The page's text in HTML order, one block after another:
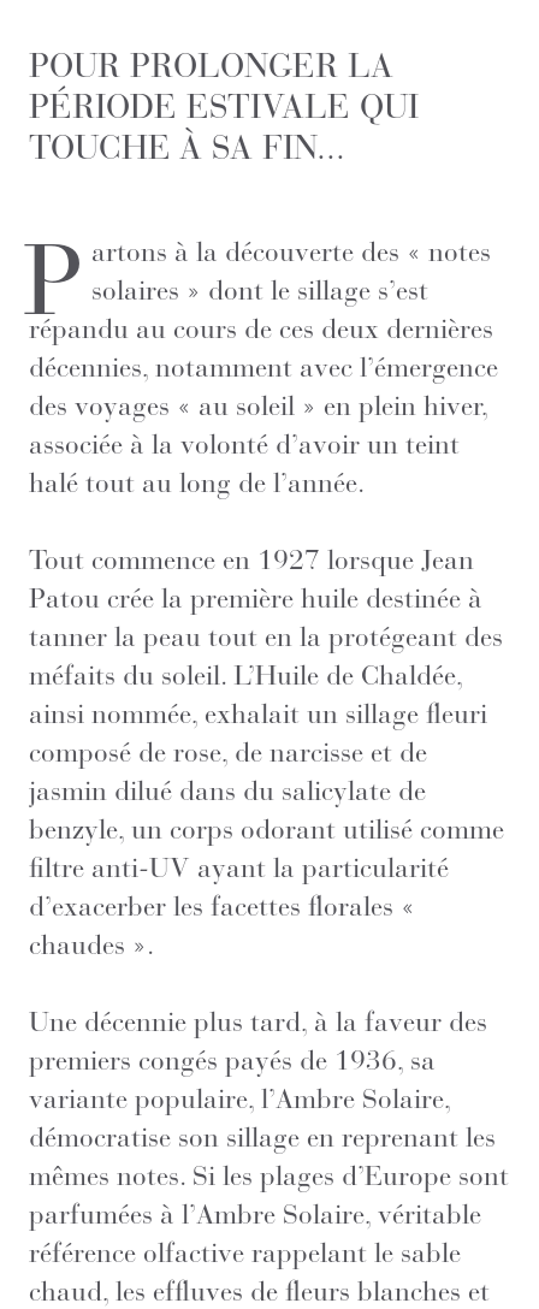
POUR PROLONGER LA
PÉRIODE ESTIVALE QUI
TOUCHE À SA FIN...
P artons à la découverte des « notes
solaires » dont le sillage s’est
répandu au cours de ces deux dernières
décennies, notamment avec l’émergence
des voyages « au soleil » en plein hiver,
associée à la volonté d’avoir un teint
halé tout au long de l’année.
Tout commence en 1927 lorsque Jean
Patou crée la première huile destinée à
tanner la peau tout en la protégeant des
méfaits du soleil. L’Huile de Chaldée,
ainsi nommée, exhalait un sillage fleuri
composé de rose, de narcisse et de
jasmin dilué dans du salicylate de
benzyle, un corps odorant utilisé comme
filtre anti-UV ayant la particularité
d’exacerber les facettes florales «
chaudes ».
Une décennie plus tard, à la faveur des
premiers congés payés de 1936, sa
variante populaire, l’Ambre Solaire,
démocratise son sillage en reprenant les
mêmes notes. Si les plages d’Europe sont
parfumées à l’Ambre Solaire, véritable
référence olfactive rappelant le sable
chaud, les effluves de fleurs blanches et